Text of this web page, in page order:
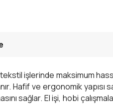
işlerinde maksimum
Hafif ve ergonomik
sağlar. El işi, hobi